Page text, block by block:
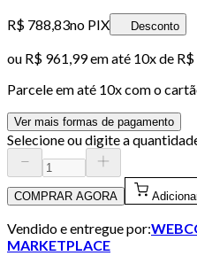
R$ 788,83no PIX Desconto
ou R$ 961,99em até 10x de
Parcele em até 10x com o
Ver mais formas de pagamento
Selecione ou digite a
COMPRAR AGORA
Vendido e entregue por:
MARKETPLACE